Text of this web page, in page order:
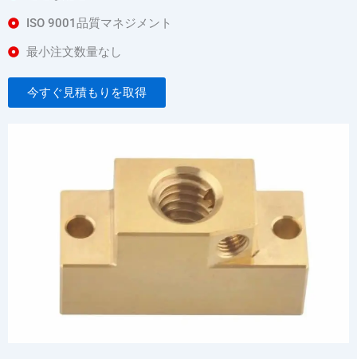
ISO 9001品質マネジメント
最小注文数量なし
今すぐ見積もりを取得